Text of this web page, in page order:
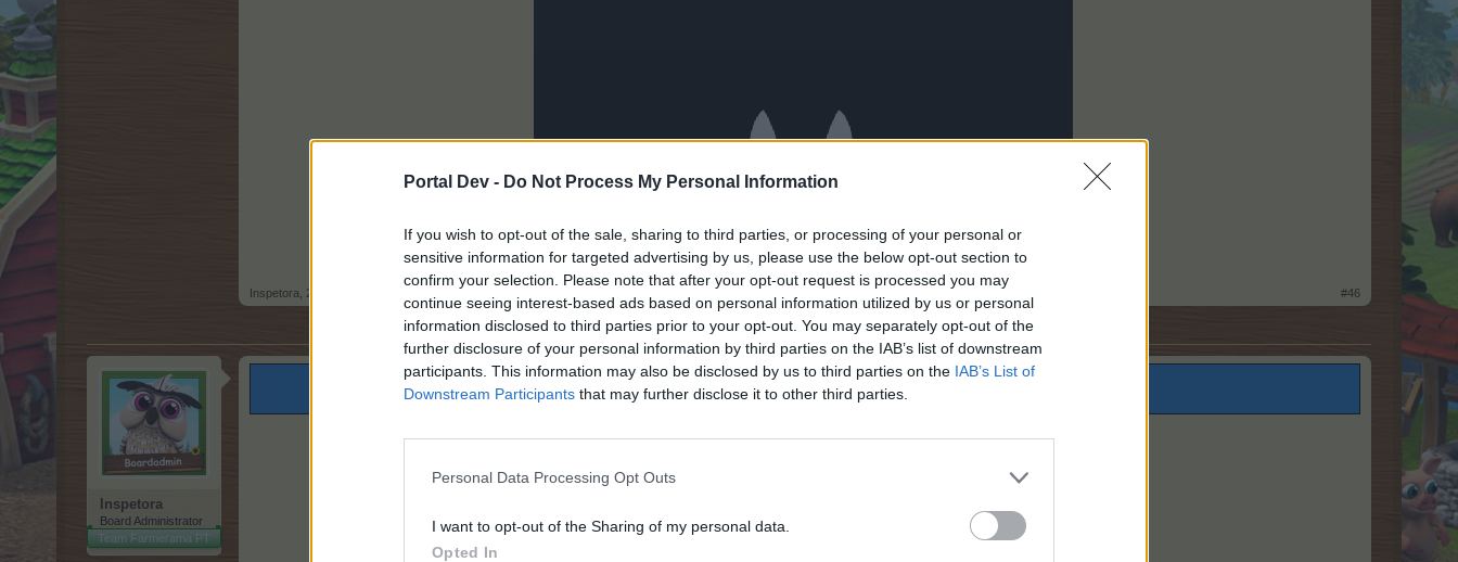
Portal Dev - Do Not Process My Personal Information
If you wish to opt-out of the sale, sharing to third parties, or processing of your personal or
sensitive information for targeted advertising by us, please use the below opt-out section to
confirm your selection. Please note that after your opt-out request is processed you may
continue seeing interest-based ads based on personal information utilized by us or personal
information disclosed to third parties prior to your opt-out. You may separately opt-out of the
further disclosure of your personal information by third parties on the IAB’s list of downstream
participants. This information may also be disclosed by us to third parties on the IAB’s List of
Downstream Participants that may further disclose it to other third parties.
Personal Data Processing Opt Outs
I want to opt-out of the Sharing of my personal data.
Opted In
Inspetora 22 Novembro 2024 #46
Inspetora
Board Administrator
Team Farmerama PT
Feliz dia dos Estábulos